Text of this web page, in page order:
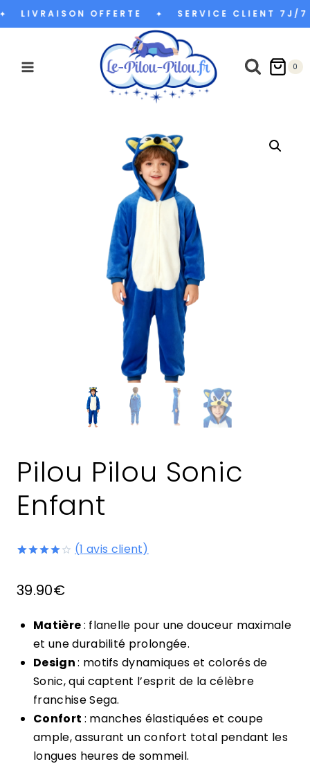
Aller
au
LIVRAISON OFFERTE SERVICE CLIENT 7J/7
0
Pilou Pilou Sonic
Enfant
5 basé
client
(1 avis client)
39.90€
Matière: flanelle pour une douceur maximale
et une durabilité prolongée.
Design: motifs dynamiques et colorés de
Sonic, qui captent l’esprit de la célèbre
franchise Sega.
Confort : manches élastiquées et coupe
ample, assurant un confort total pendant les
longues heures de sommeil.